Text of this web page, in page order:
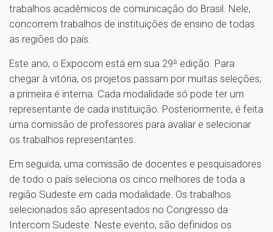
trabalhos acadêmicos de comunicação do Brasil. Nele,
concorrem trabalhos de instituições de ensino de todas
as regiões do país.
Este ano, o Expocom está em sua 29ª edição. Para
chegar à vitória, os projetos passam por muitas seleções;
a primeira é interna. Cada modalidade só pode ter um
representante de cada instituição. Posteriormente, é feita
uma comissão de professores para avaliar e selecionar
os trabalhos representantes.
Em seguida, uma comissão de docentes e pesquisadores
de todo o país seleciona os cinco melhores de toda a
região Sudeste em cada modalidade. Os trabalhos
selecionados são apresentados no Congresso da
Intercom Sudeste. Neste evento, são definidos os